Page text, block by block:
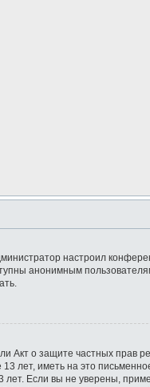
настроил
анонимным
Акт о защите частных
лет, иметь на это
Если вы не уверены,